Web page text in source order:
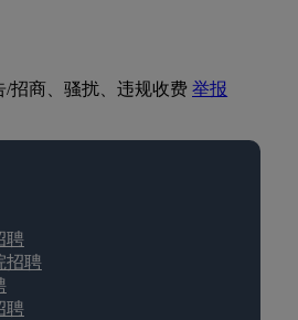
/招商、骚扰、违规收费举报
聘
招聘
聘